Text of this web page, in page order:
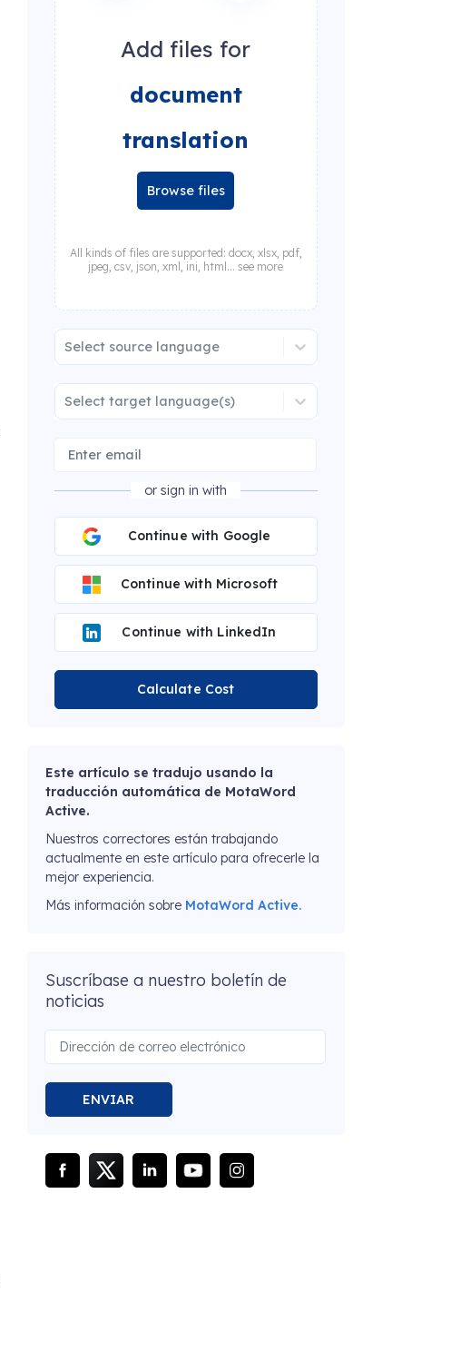
Add files for
document
translation
Browse files
All kinds of files are supported: docx, xlsx, pdf,
jpeg, csv, json, xml, ini, html... see more
Select source language
Select target language(s)
or sign in with
Continue with Google
Continue with Microsoft
Continue with LinkedIn
Calculate Cost
Este artículo se tradujo usando la
traducción automática de MotaWord
Active.
Nuestros correctores están trabajando
actualmente en este artículo para ofrecerle la
mejor experiencia.
Más información sobre MotaWord Active.
Suscríbase a nuestro boletín de
noticias
ENVIAR